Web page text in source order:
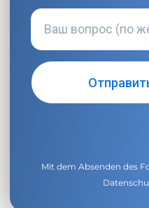
Mit dem Absenden des